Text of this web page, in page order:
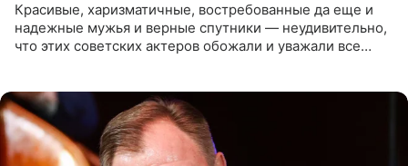
Красивые, харизматичные, востребованные да еще и
надежные мужья и верные спутники — неудивительно,
что этих советских актеров обожали и уважали все